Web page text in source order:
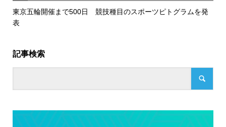
東京五輪開催まで500日 競技種目のスポーツピトグラムを発
表
記事検索